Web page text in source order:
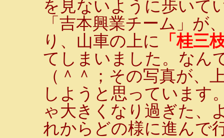
を見ないように歩いて
「吉本興業チーム」が
り、山車の上に 「桂三
てしまいました。なん
（＾＾；その写真が、
しようと思っています
ゃ大きくなり過ぎた、
れからどの様に進んで